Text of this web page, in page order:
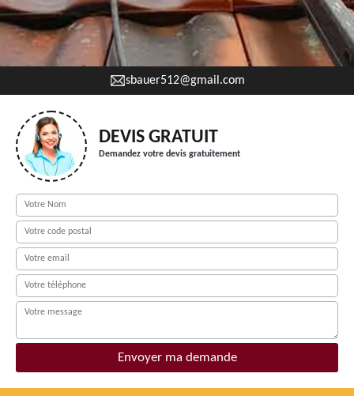
sbauer512@gmail.com
DEVIS GRATUIT
Demandez votre devis gratuitement